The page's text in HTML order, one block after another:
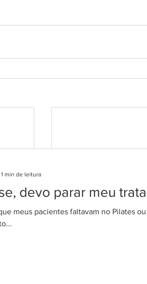
devo parar meu
meus pacientes faltavam no Pilates
1 min de leitura